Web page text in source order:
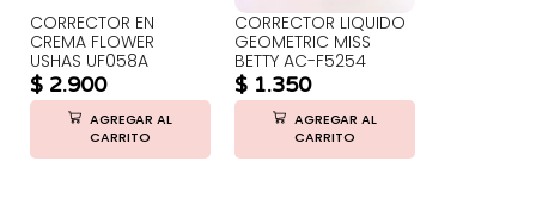
CORRECTOR EN
CREMA FLOWER
USHAS UF058A
$ 2.900
AGREGAR AL
CARRITO
CORRECTOR LIQUIDO
GEOMETRIC MISS
BETTY AC-F5254
$ 1.350
AGREGAR AL
CARRITO